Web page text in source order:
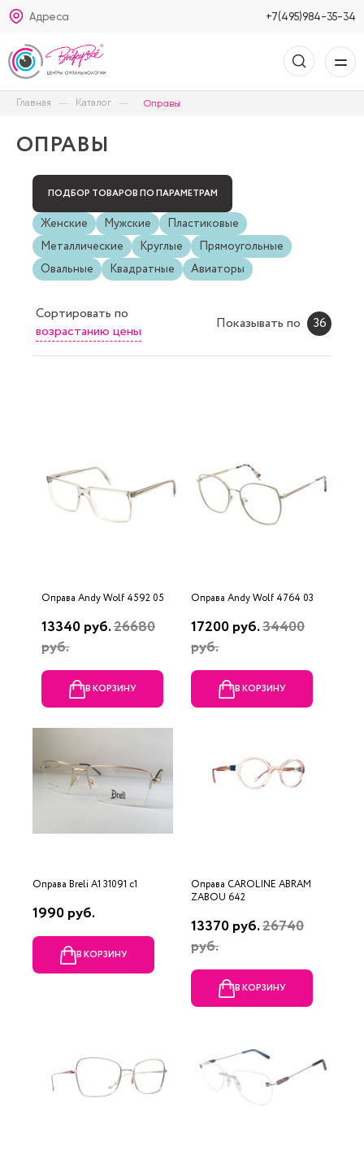
Адреса +7(495)984-35-34
Главная Каталог Оправы
ОПРАВЫ
ПОДБОР ТОВАРОВ ПО ПАРАМЕТРАМ
Женские Мужские
Пластиковые
Металлические
Круглые
Прямоугольные
Овальные
Квадратные Авиаторы
Сортировать по
возрастанию цены
Показывать по 36
Оправа Andy Wolf 4592 05
13340 руб.26680
руб.
В КОРЗИНУ
Оправа Andy Wolf 4764 03
17200 руб.34400
руб.
В КОРЗИНУ
Оправа Breli A1 31091 c1
1990 руб.
В КОРЗИНУ
Оправа CAROLINE ABRAM
ZABOU 642
13370 руб.26740
руб.
В КОРЗИНУ